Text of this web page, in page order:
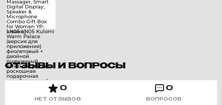
ОТЗЫВЫ И ВОПРОСЫ
0
НЕТ ОТЗЫВОВ
0
ВОПРОСОВ